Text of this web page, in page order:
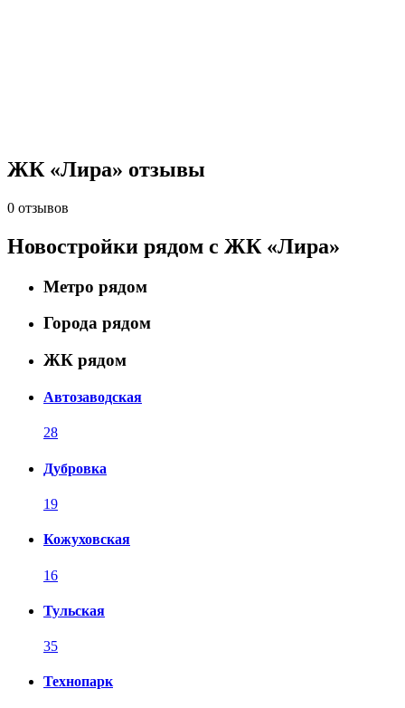
ЖК «Лира» отзывы
0 отзывов
Новостройки рядом с ЖК «Лира»
Метро рядом
Города рядом
ЖК рядом
Автозаводская
28
Дубровка
19
Кожуховская
16
Тульская
35
Технопарк